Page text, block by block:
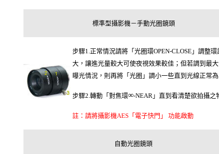
標準型攝影機－手動光圈鏡頭
步驟1.正常情況請將「光圈環OPEN-CLOSE」調整環
大，讓進光量較大可使夜視效果較佳；但若調到最
曝光情況，則再將「光圈」調小一些直到光線正常
步驟2.轉動「對焦環∞-NEAR」直到看清楚欲拍攝之
註：請將攝影機AES「電子快門」 功能啟動
自動光圈鏡頭